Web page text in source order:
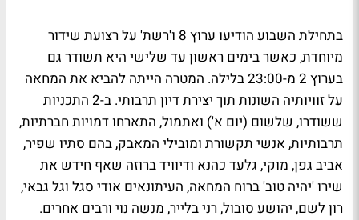
בתחילת השבוע הודיעו ערוץ 8 ו'רשת' על רצועת שידור
מיוחדת, כאשר בימים ראשון עד שלישי היא תשודר גם
בערוץ 2 מ-23:00 בלילה. המטרה הייתה להביא את המחאה
על זוויותיה השונות תוך יצירת דיון תרבותי. ב-2 התכניות
ששודרו, שלשום (יום א') ואתמול, התארחו דמויות חברתיות,
תרבותיות, אנשי תקשורת ומובילי המאבק, בהם סתיו שפיר,
אביב גפן, מוקי, גלעד כהנא ודיוויד ברוזה שאף חידש את
שירו 'יהיה טוב' ברוח המחאה, העיתונאים אודי סגל וגל גבאי,
רון לשם, יהושע סובול, רני בלייר, מנשה נוי ורבים אחרים.